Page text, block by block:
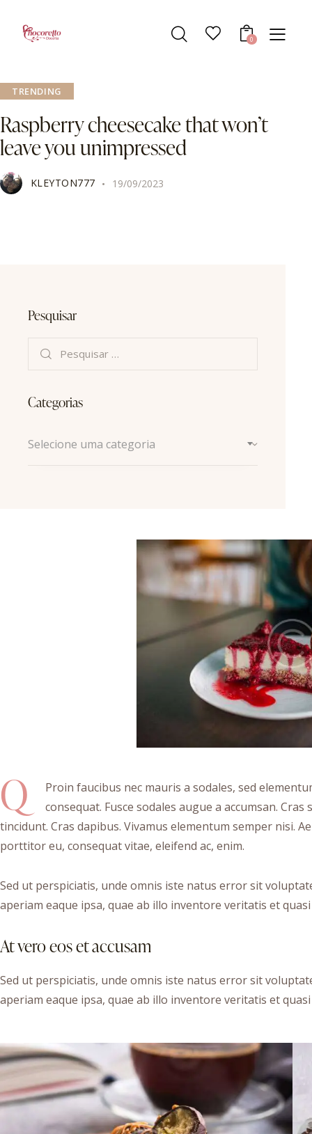
0
TRENDING
Raspberry cheesecake that won’t
leave you unimpressed
KLEYTON777 19/09/2023
Q
Proin faucibus nec mauris a sodales, sed
consequat. Fusce sodales augue a accumsan.
tincidunt. Cras dapibus. Vivamus elementum semper nisi.
porttitor eu, consequat vitae, eleifend ac, enim.
Sed ut perspiciatis, unde omnis iste natus error sit
aperiam eaque ipsa, quae ab illo inventore veritatis et
At vero eos et accusam
Sed ut perspiciatis, unde omnis iste natus error sit
aperiam eaque ipsa, quae ab illo inventore veritatis et
Pesquisar
Categorias
Selecione uma categoria